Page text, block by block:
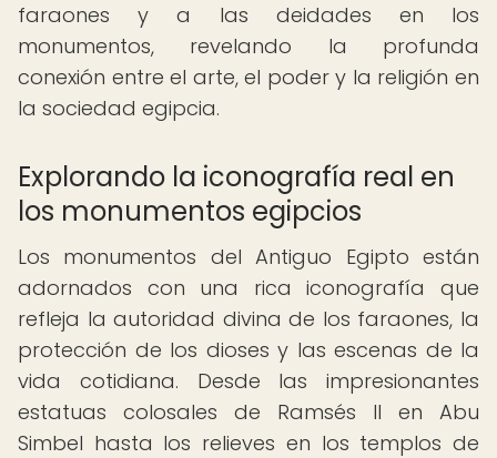
faraones y a las deidades en los
monumentos, revelando la profunda
conexión entre el arte, el poder y la religión en
la sociedad egipcia.
Explorando la iconografía real en
los monumentos egipcios
Los monumentos del Antiguo Egipto están
adornados con una rica iconografía que
refleja la autoridad divina de los faraones, la
protección de los dioses y las escenas de la
vida cotidiana. Desde las impresionantes
estatuas colosales de Ramsés II en Abu
Simbel hasta los relieves en los templos de